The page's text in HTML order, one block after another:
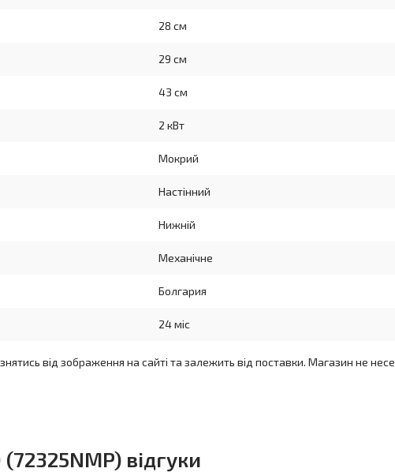
28 см
29 см
43 см
2 кВт
Мокрий
Настінний
Нижній
Механічне
Болгария
24 міс
від зображення на сайті та залежить від поставки. Магазин не несе
відгуки